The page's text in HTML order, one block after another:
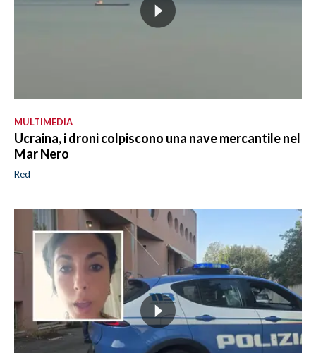
MULTIMEDIA
Ucraina, i droni colpiscono una nave mercantile nel
Mar Nero
Red